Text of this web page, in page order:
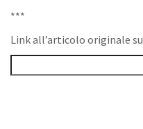
***
Link all’articolo originale su